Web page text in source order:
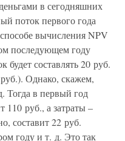
в сегодняшних
поток первого года
вычисления NPV
последующем году
составлять 20 руб.
Однако, скажем,
Тогда в первый год
110 руб., а затраты –
составит 22 руб.
году и т. д. Это так